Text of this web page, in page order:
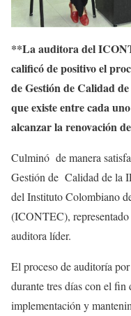
**La auditora del
calificó de positivo el
de Gestión de Calidad
que existe entre cada
alcanzar la renovación
Culminó de manera
Gestión de Calidad de la
del Instituto Colombiano
(ICONTEC),
auditora líder.
El proceso de auditoría
durante tres días con el
implementación y